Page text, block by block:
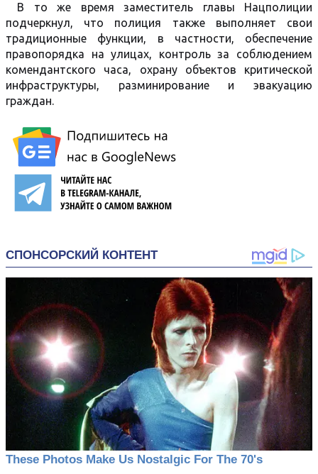
В то же время заместитель главы Нацполиции
подчеркнул, что полиция также выполняет свои
традиционные функции, в частности, обеспечение
правопорядка на улицах, контроль за соблюдением
комендантского часа, охрану объектов критической
инфраструктуры, разминирование и эвакуацию
граждан.